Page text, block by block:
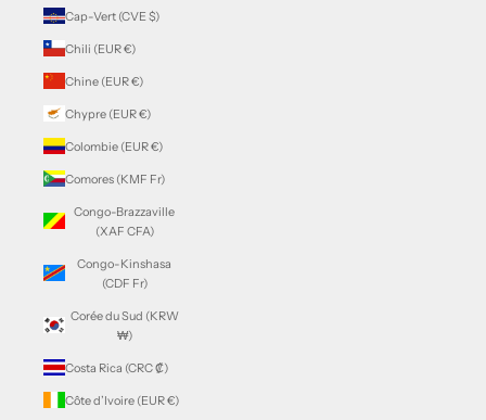
Cap-Vert (CVE $)
Chili (EUR €)
Chine (EUR €)
Chypre (EUR €)
Colombie (EUR €)
Comores (KMF Fr)
Congo-Brazzaville
(XAF CFA)
Congo-Kinshasa
(CDF Fr)
Corée du Sud (KRW
₩)
Costa Rica (CRC ₡)
Côte d’Ivoire (EUR €)